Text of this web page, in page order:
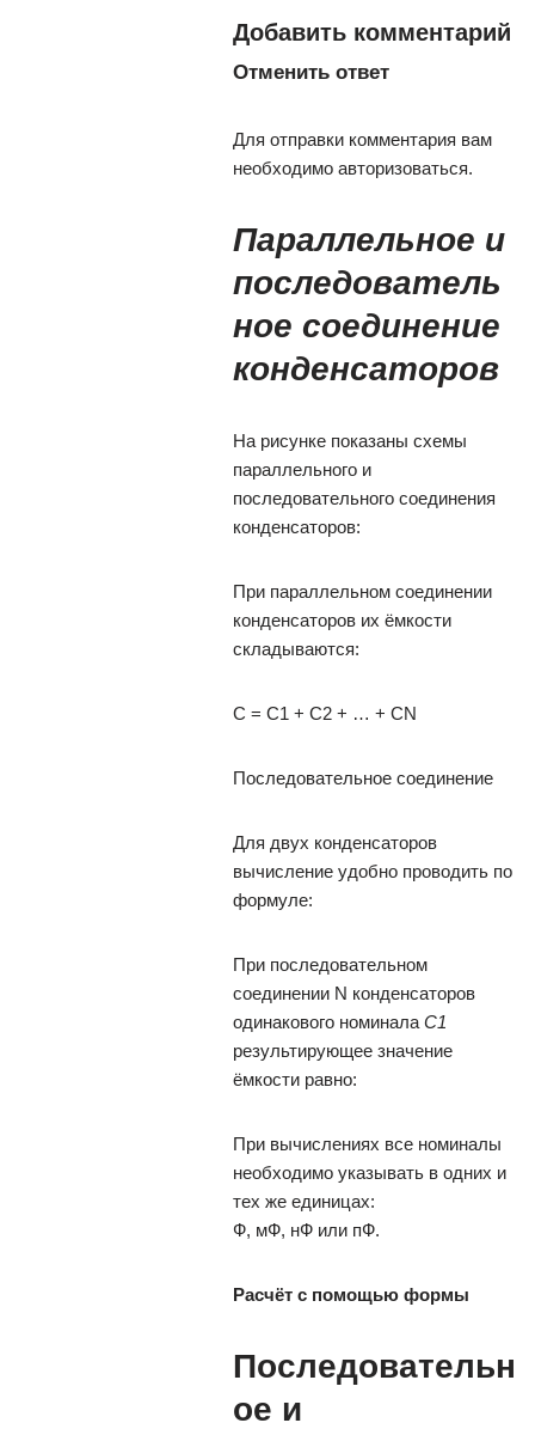
Добавить комментарий
Отменить ответ
Для отправки комментария вам
необходимо авторизоваться.
Параллельное и
последователь
ное соединение
конденсаторов
На рисунке показаны схемы
параллельного и
последовательного соединения
конденсаторов:
При параллельном соединении
конденсаторов их ёмкости
складываются:
C = C1 + C2 + … + CN
Последовательное соединение
Для двух конденсаторов
вычисление удобно проводить по
формуле:
При последовательном
соединении N конденсаторов
одинакового номинала C1
результирующее значение
ёмкости равно:
При вычислениях все номиналы
необходимо указывать в одних и
тех же единицах:
Ф, мФ, нФ или пФ.
Расчёт с помощью формы
Последовательн
ое и